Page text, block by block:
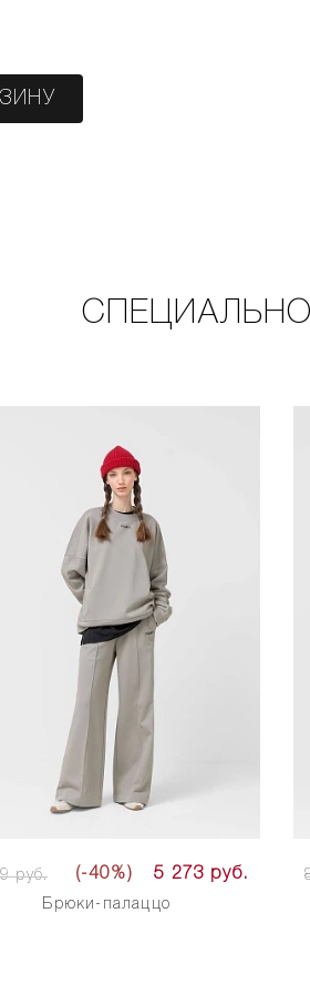
руб. (-40%) 5 273 руб.
Брюки-палаццо